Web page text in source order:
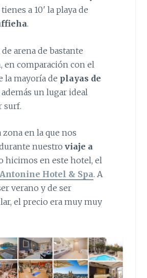
tienes a 10′ la playa de
.
de arena de bastante
en comparación con el
la mayoría de playas de
además un lugar ideal
surf.
zona en la que nos
nuestro viaje a
hicimos en este hotel, el
Hotel & Spa. A
verano y de ser
el precio era muy muy